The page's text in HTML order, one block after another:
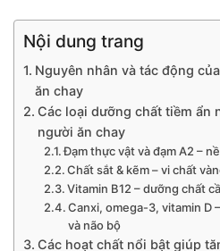
Nội dung trang
Nguyên nhân và tác động
ăn chay
Các loại dưỡng chất tiềm ẩn
người ăn chay
Đạm thực vật và đạm A2 –
Chất sắt & kẽm – vi chất
Vitamin B12 – dưỡng chất
Canxi, omega-3, vitamin D
và não bộ
Các hoạt chất nổi bật giúp